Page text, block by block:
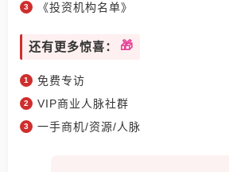
《投资机构名单》
还有更多惊喜：
免费专访
VIP商业人脉社群
一手商机/资源/人脉